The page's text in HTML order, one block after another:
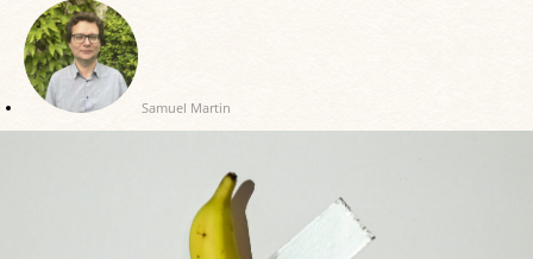
Samuel Martin